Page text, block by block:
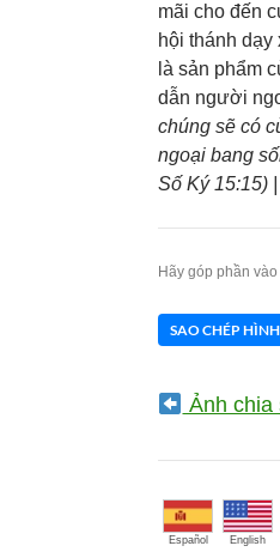
mãi cho đến
hội thánh
là sản phẩm
dẫn người
chúng sẽ có
ngoại bang
Số Ký 15:15)
Hãy góp phần
SAO CHÉP
Ảnh
Español English